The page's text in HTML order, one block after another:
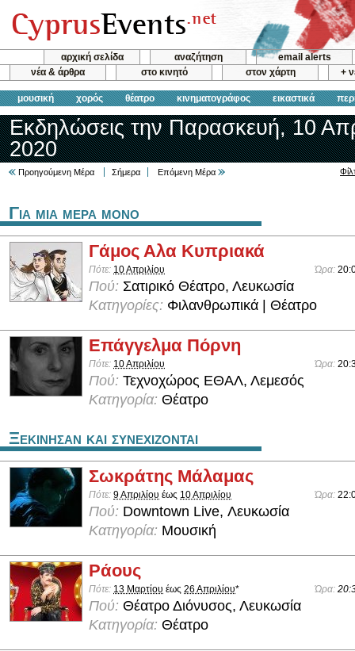
αρχική σελίδα αναζήτηση
email alerts
νέα & άρθρα
στο κινητό στον χάρτη +
μουσική χορός θέατρο κινηματογράφος εικαστικά
Εκδηλώσεις την Παρασκευή, 10
2020
Προηγούμενη Μέρα Σήμερα Επόμενη Μέρα
Για μια μερα μονο
Γάμος Αλα Κυπριακά
Πότε: 10 Απριλίου Ώρα:
Πού: Σατιρικό Θέατρο, Λευκωσία
Κατηγορίες: Φιλανθρωπικά | Θέατρο
Επάγγελμα Πόρνη
Πότε: 10 Απριλίου Ώρα:
Πού: Τεχνοχώρος ΕΘΑΛ, Λεμεσός
Κατηγορία: Θέατρο
Ξεκινησαν και συνεχιζονται
Σωκράτης Μάλαμας
Πότε: 9 Απριλίου έως 10 Απριλίου Ώρα:
Πού: Downtown Live, Λευκωσία
Κατηγορία: Μουσική
Ράους
Πότε: 13 Μαρτίου έως 26 Απριλίου* Ώρα:
Πού: Θέατρο Διόνυσος, Λευκωσία
Κατηγορία: Θέατρο